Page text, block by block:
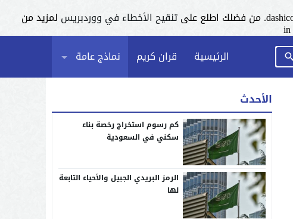
تنقيح الأخطاء في ووردبريس لمزيد من
الرئيسية
قران كريم نماذج عامة
الأحدث
كم رسوم استخراج رخصة بناء
سكني في السعودية
الرمز البريدي الجبيل والأحياء التابعة
لها